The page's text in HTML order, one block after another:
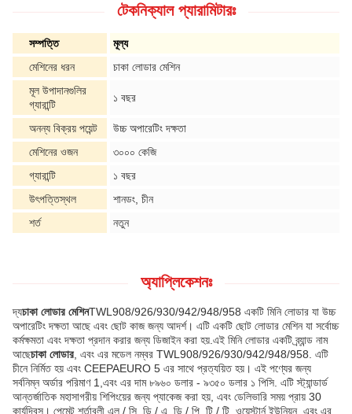
টেকনিক্যাল প্যারামিটারঃ
সম্পত্তি
মূল্য
মেশিনের ধরন
চাকা লোডার মেশিন
মূল উপাদানগুলির
গ্যারান্টি
১ বছর
অনন্য বিক্রয় পয়েন্ট
উচ্চ অপারেটিং দক্ষতা
মেশিনের ওজন
৩০০০ কেজি
গ্যারান্টি
১ বছর
উৎপত্তিস্থল
শানডং, চীন
শর্ত
নতুন
অ্যাপ্লিকেশনঃ
দ্যচাকা লোডার মেশিনTWL908/926/930/942/948/958 একটি মিনি লোডার যা উচ্চ
অপারেটিং দক্ষতা আছে এবং ছোট কাজ জন্য আদর্শ। এটি একটি ছোট লোডার মেশিন যা সর্বোচ্চ
কর্মক্ষমতা এবং দক্ষতা প্রদান করার জন্য ডিজাইন করা হয়.এই মিনি লোডার একটি ব্র্যান্ড নাম
আছেচাকা লোডার , এবং এর মডেল নম্বর TWL908/926/930/942/948/958. এটি
চীনে নির্মিত হয় এবং CEEPAEURO 5 এর সাথে প্রত্যয়িত হয়। এই পণ্যের জন্য
সর্বনিম্ন অর্ডার পরিমাণ 1,এবং এর দাম ৮৯৬০ ডলার - ৯৩৫০ ডলার ১ পিসি. এটি স্ট্যান্ডার্ড
আন্তর্জাতিক মহাসাগরীয় শিপিংয়ের জন্য প্যাকেজ করা হয়, এবং ডেলিভারি সময় প্রায় 30
কার্যদিবস। পেমেন্ট শর্তাবলী এল / সি, ডি / এ, ডি / পি, টি / টি, ওয়েস্টার্ন ইউনিয়ন, এবং এর